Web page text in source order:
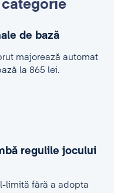
de bază
majorează automat
la 865 lei.
regulile jocului
limită fără a adopta